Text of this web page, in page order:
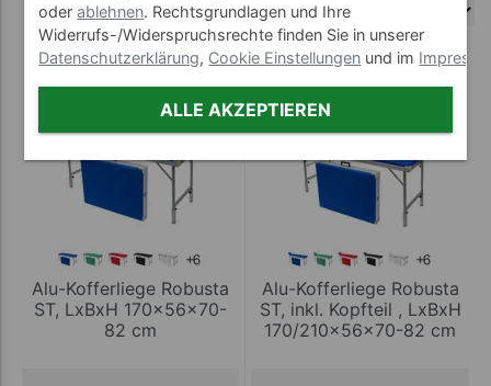
Alu-Kofferliege Robusta
ST, LxBxH 170x56x70-
82 cm
Alu-Kofferliege Robusta
ST, inkl. Kopfteil , LxBxH
170/210x56x70-82 cm
oderablehnen. Rechtsgrundlagen und Ihre
Widerrufs-/Widerspruchsrechte finden Sie in unserer
Datenschutzerklärung, Cookie Einstellungen und im
ALLE AKZEPTIEREN